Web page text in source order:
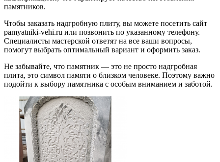
памятников.
Чтобы заказать надгробную плиту, вы можете посетить сайт
pamyatniki-vehi.ru или позвонить по указанному телефону.
Специалисты мастерской ответят на все ваши вопросы,
помогут выбрать оптимальный вариант и оформить заказ.
Не забывайте, что памятник — это не просто надгробная
плита, это символ памяти о близком человеке. Поэтому важно
подойти к выбору памятника с особым вниманием и заботой.